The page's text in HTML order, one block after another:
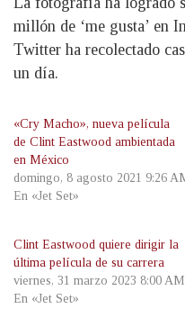
millón de ‘me gusta’ en
Twitter ha recolectado
un día.
«Cry Macho», nueva película
de Clint Eastwood ambientada
en México
domingo, 8 agosto 2021 9:26
En «Jet Set»
Clint Eastwood quiere dirigir la
última película de su carrera
viernes, 31 marzo 2023 8:00 AM
En «Jet Set»